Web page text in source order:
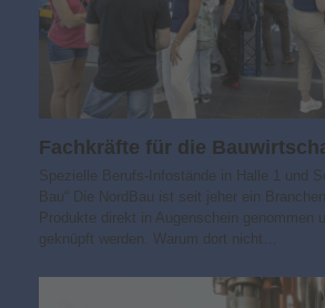
Fachkräfte für die
Spezielle Berufs-Infostände in Halle 1 und
Bau“ Die NordBau ist seit jeher ein
Produkte direkt in Augenschein genommen
geknüpft werden. Warum dort nicht…